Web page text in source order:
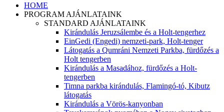
HOME
PROGRAM AJÁNLATAINK
STANDARD AJÁNLATAINK
Kirándulás Jeruzsálembe és a Holt-tengerhez
EinGedi (Engedi) nemzeti-park, Holt-tenger
Látogatás a Qumráni Nemzeti Parkba, fürdőzés a
Holt tengerben
Kirándulás a Masadához, fürdőzés a Holt-
tengerben
Timna parkba kirándulás, Flamingó-tó, Kibutz
látogatás
Kirándulás a Vörös-kanyonban